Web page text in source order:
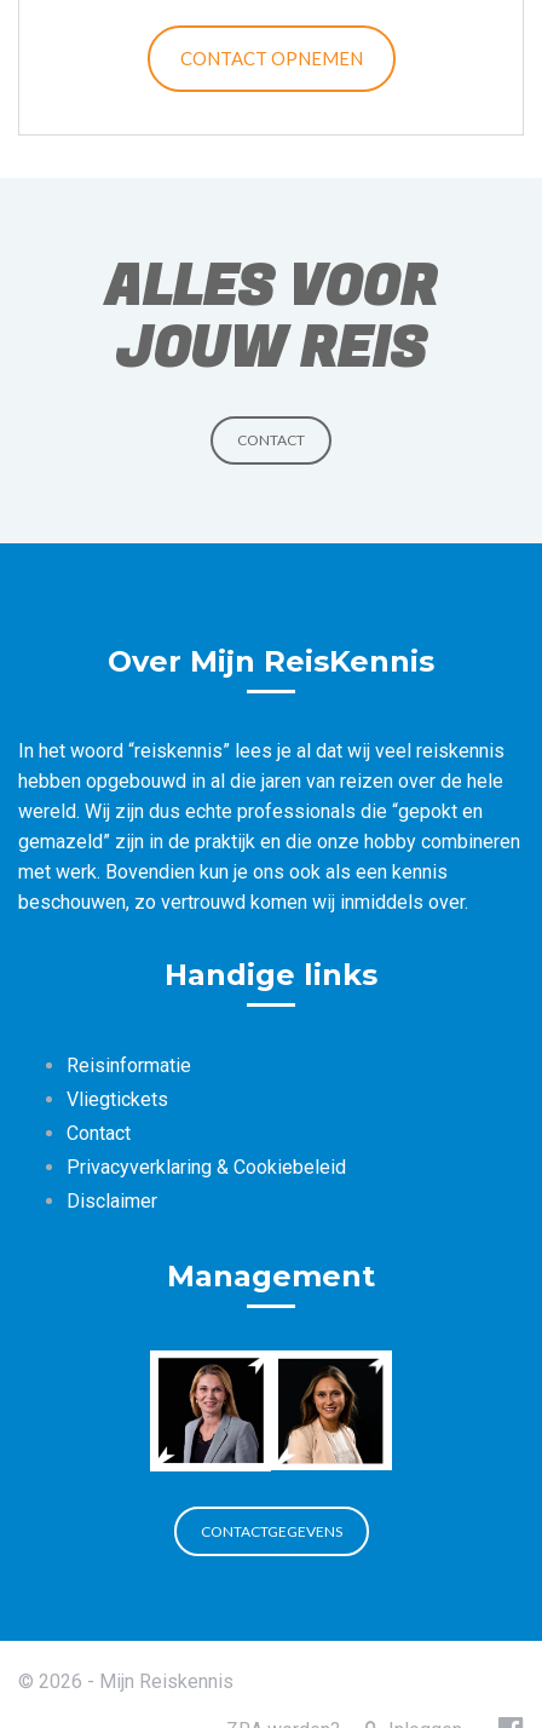
CONTACT OPNEMEN
ALLES VOOR
JOUW REIS
CONTACT
Over Mijn ReisKennis
In het woord “reiskennis” lees je al dat wij veel reiskennis
hebben opgebouwd in al die jaren van reizen over de hele
wereld. Wij zijn dus echte professionals die “gepokt en
gemazeld” zijn in de praktijk en die onze hobby combineren
met werk. Bovendien kun je ons ook als een kennis
beschouwen, zo vertrouwd komen wij inmiddels over.
Handige links
Reisinformatie
Vliegtickets
Contact
Privacyverklaring & Cookiebeleid
Disclaimer
Management
CONTACTGEGEVENS
© 2026 - Mijn Reiskennis